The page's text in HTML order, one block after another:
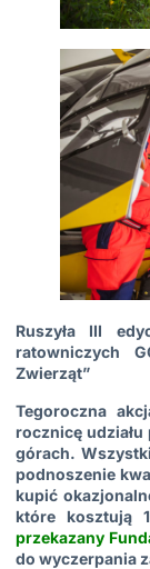
Ruszyła III
ratowniczych
Zwierząt”
Tegoroczna
rocznicę
górach.
podnoszenie
kupić
które kosztują
przekazany
do wyczerpania